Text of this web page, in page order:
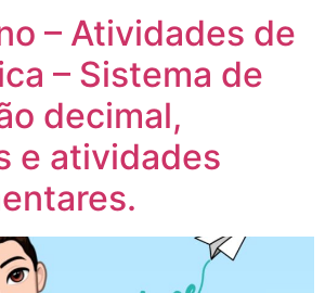
– Atividades de
– Sistema de
decimal,
e atividades